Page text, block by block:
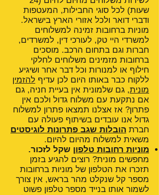
שעות) לכל סוגי החבילות, המעטפות
ודברי דואר ולכל אזורי הארץ בישראל.
מוניות ברחובות זמינה למשלוחים
למשרדי היי טק, לעורכי דין, למשרדים,
חברות וגם בתחום הרכב. מוסכים
ברחובות מזמינים משלוחים לחלקי
חילוף או למנורות וכל דבר אחר ושיגיע
ללקוח כבר באותו היום לכן עדיף להזמין
מונית, גם שלמונית אין בעיית חניה, גם
אם נתקעת עם משלוח גדול ולכם אין
פתרון? אז אצלנו תמצאו פתרון למשלוח
גדול אנו עובדים בשיתוף פעולה עם
חברת הובלות שגב פתרונות לוגיסטים
משאית למשלוח מהיום להיום.
מוניות רחובות טלפון שקל לזכור.
מחפשים מונית? רוצים להגיע בזמן
תזכרו את הטלפון של מוניות ברחובות
מספר קל שנקלט מהר בראש, אין צורך
לשמור אותו בנייד מספר טלפון פשוט